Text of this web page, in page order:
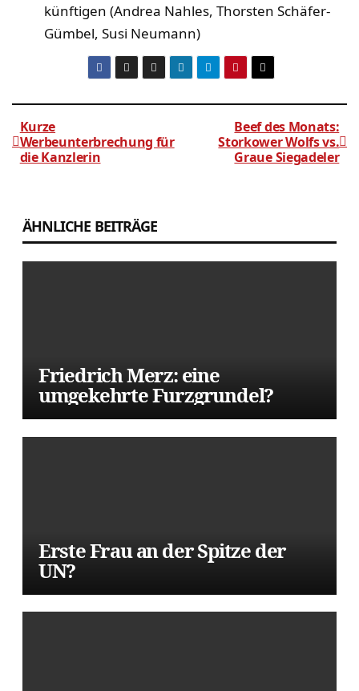
künftigen (Andrea Nahles, Thorsten Schäfer-
Gümbel, Susi Neumann)
Beef des Monats:
Storkower Wolfs vs.
Graue Siegadeler
Kurze
Werbeunterbrechung für
die Kanzlerin
ÄHNLICHE BEITRÄGE
Friedrich Merz: eine
umgekehrte Furzgrundel?
Erste Frau an der Spitze der
UN?